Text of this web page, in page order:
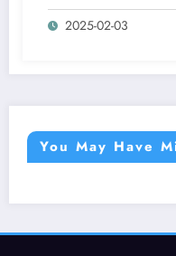
2025-02-03
You May Have